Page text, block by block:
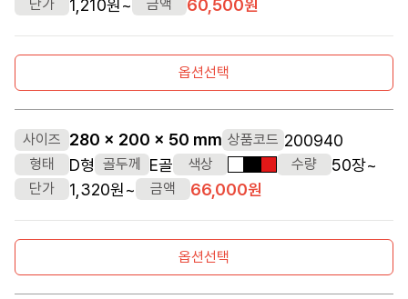
단가 1,210원~ 금액 60,500원
옵션선택
사이즈 280 x 200 x 50 mm 상품코드 200940
형태 D형 골두께 E골 색상 흰색검정색빨간색수량 50장~
단가 1,320원~ 금액 66,000원
옵션선택